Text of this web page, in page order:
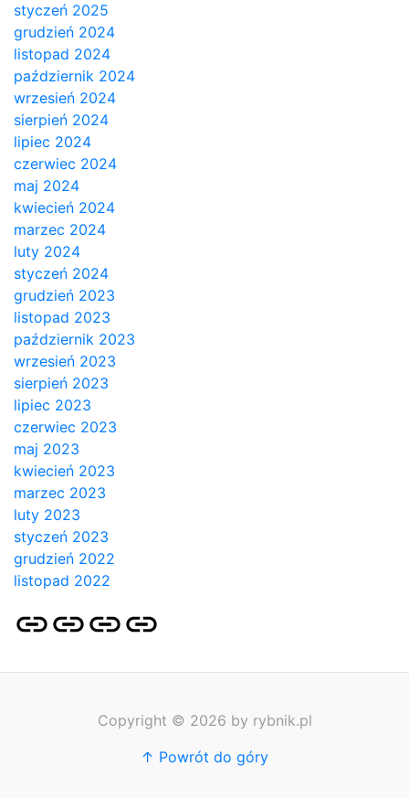
styczeń 2025
grudzień 2024
listopad 2024
październik 2024
wrzesień 2024
sierpień 2024
lipiec 2024
czerwiec 2024
maj 2024
kwiecień 2024
marzec 2024
luty 2024
styczeń 2024
grudzień 2023
listopad 2023
październik 2023
wrzesień 2023
sierpień 2023
lipiec 2023
czerwiec 2023
maj 2023
kwiecień 2023
marzec 2023
luty 2023
styczeń 2023
grudzień 2022
listopad 2022
Strona
główna
Pozycjonowanie
Stron
SKLEP
SEO
BLOG
Copyright © 2026 by rybnik.pl
↑ Powrót do góry